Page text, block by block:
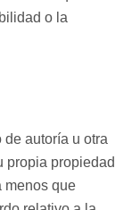
o la
autoría u otra
propia propiedad
menos que